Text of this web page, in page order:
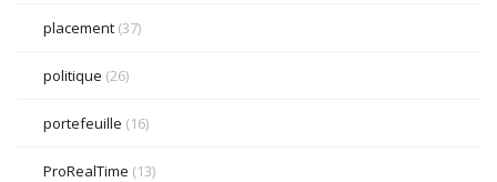
placement (37)
politique (26)
portefeuille (16)
ProRealTime (13)